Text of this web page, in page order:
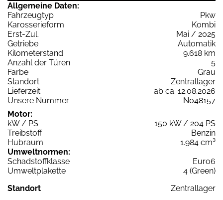
Allgemeine Daten:
Fahrzeugtyp
Pkw
Karosserieform
Kombi
Erst-Zul.
Mai / 2025
Getriebe
Automatik
Kilometerstand
9.618 km
Anzahl der Türen
5
Farbe
Grau
Standort
Zentrallager
Lieferzeit
ab ca. 12.08.2026
Unsere Nummer
N048157
Motor:
kW / PS
150 kW / 204 PS
Treibstoff
Benzin
Hubraum
1.984 cm³
Umweltnormen:
Schadstoffklasse
Euro6
Umweltplakette
4 (Green)
Standort
Zentrallager